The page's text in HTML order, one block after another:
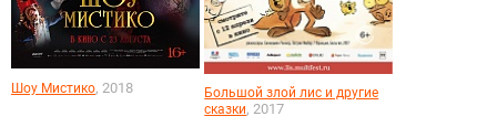
Шоу Мистико, 2018
Большой злой лис и другие
сказки, 2017